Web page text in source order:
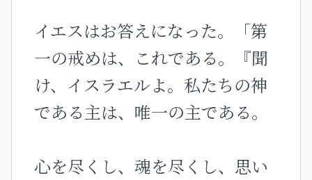
イエスはお答えになった。「第
一の戒めは、これである。『聞
け、イスラエルよ。私たちの神
である主は、唯一の主である。
心を尽くし、魂を尽くし、思い